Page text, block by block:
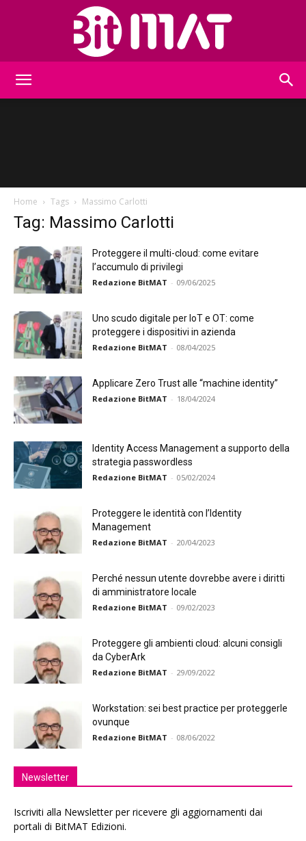
Home Tags Massimo Carlotti
Tag: Massimo Carlotti
Proteggere il multi-cloud: come evitare
l’accumulo di privilegi
Redazione BitMAT - 09/06/2025
Uno scudo digitale per IoT e OT: come
proteggere i dispositivi in azienda
Redazione BitMAT - 08/04/2025
Applicare Zero Trust alle “machine identity”
Redazione BitMAT - 18/04/2024
Identity Access Management a supporto della
strategia passwordless
Redazione BitMAT - 05/02/2024
Proteggere le identità con l’Identity
Management
Redazione BitMAT - 20/04/2023
Perché nessun utente dovrebbe avere i diritti
di amministratore locale
Redazione BitMAT - 09/02/2023
Proteggere gli ambienti cloud: alcuni consigli
da CyberArk
Redazione BitMAT - 29/09/2022
Workstation: sei best practice per proteggerle
ovunque
Redazione BitMAT - 08/06/2022
Newsletter
Iscriviti alla Newsletter per ricevere gli aggiornamenti dai
portali di BitMAT Edizioni.